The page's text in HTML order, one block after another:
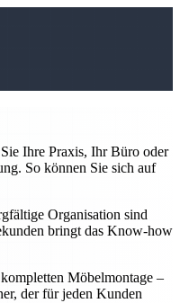
Ihre Praxis, Ihr Büro oder
So können Sie sich auf
Organisation sind
bringt das Know-how
Möbelmontage –
der für jeden Kunden